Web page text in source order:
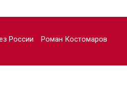
России
Роман Костомаров